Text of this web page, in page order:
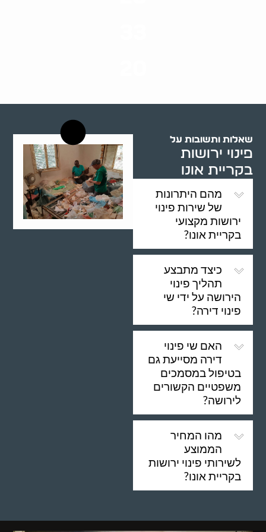
שאלות ותשובות על
פינוי ירושות
בקריית אונו
מהם היתרונות
של שירות פינוי
ירושות מקצועי
בקריית אונו?
כיצד מתבצע
תהליך פינוי
הירושה על ידי שי
פינוי דירה?
האם שי פינוי
דירה מסייעת גם
בטיפול במסמכים
משפטיים הקשורים
לירושה?
מהו המחיר
הממוצע
לשירותי פינוי ירושות
בקריית אונו?